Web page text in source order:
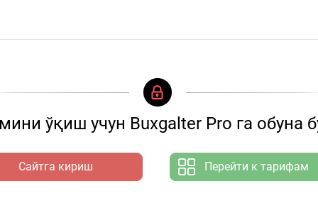
ўқиш учун Buxgalter Pro га обуна
Сайтга кириш Перейти к тарифам